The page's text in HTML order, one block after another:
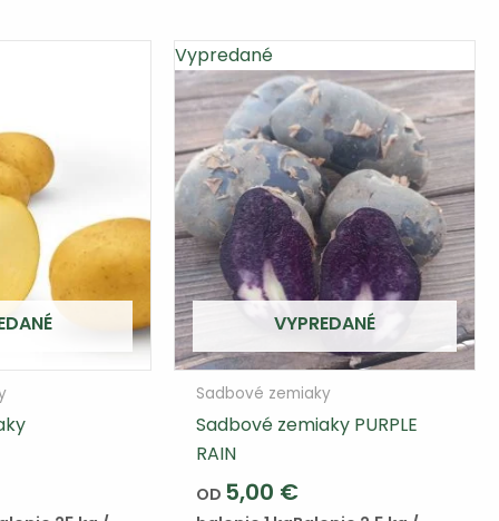
Vypredané
VYPREDANÉ
Sadbové zemiaky
Sadbové zemiaky PURPLE
RAIN
OD 5,00 €